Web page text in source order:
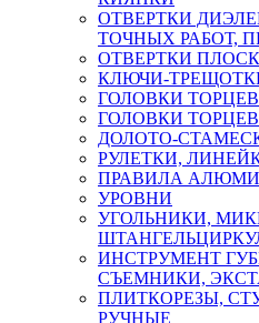
ОТВЕРТКИ
ТОЧНЫХ РАБОТ,
ОТВЕРТКИ
КЛЮЧИ-
ГОЛОВКИ
ГОЛОВКИ
ДОЛОТО-
РУЛЕТКИ,
ПРАВИЛА
УРОВНИ
УГОЛЬНИКИ,
ИНСТРУМЕНТ
СЪЕМНИКИ,
ПЛИТКОРЕЗЫ,
РУЧНЫЕ